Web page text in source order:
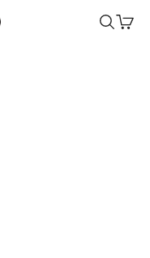
ンラインストア
検索カート